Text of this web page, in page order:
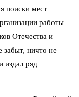
поиски мест
работы
Отечества и
забыт, ничто не
издал ряд